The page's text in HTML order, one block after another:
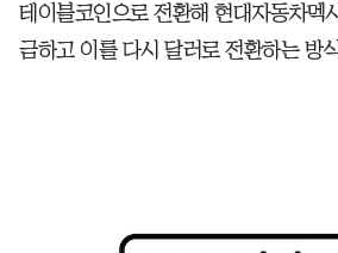
테이블코인으로 전환해 현대자동차멕
금하고 이를 다시 달러로 전환하는 방